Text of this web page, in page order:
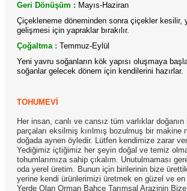
Geri Dönüşüm : Mayıs-Haziran
Çiçekleneme döneminden sonra çiçekler kesilir,
gelişmesi için yapraklar bırakılır.
Çoğaltma : Temmuz-Eylül
Yeni yavru soğanların kök yapısı oluşmaya
soğanlar gelecek dönem için kendilerini hazırlar.
TOHUMEVİ
Her insan, canlı ve cansız tüm varlıklar doğanın
parçaları eksilmiş kırılmış bozulmuş bir makine
doğada aynen öyledir. Lütfen kendimize zarar
Yediğimiz içtiğimiz her şeyin doğal ve temiz
tohumlarımıza sahip çıkalım. Unutulmaması
oda yerel üretim. Bunun için birilerinin bize
yerine kendi ürünlerimizi üretmek en güzel ve en
Yerde Olan Orman Bahçe Tarımsal Arazinin